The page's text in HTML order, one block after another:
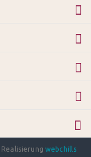
Realisierungwebchills